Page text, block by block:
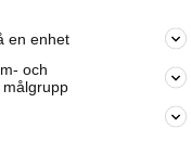
andra härliga
om företag,
en enhet
och